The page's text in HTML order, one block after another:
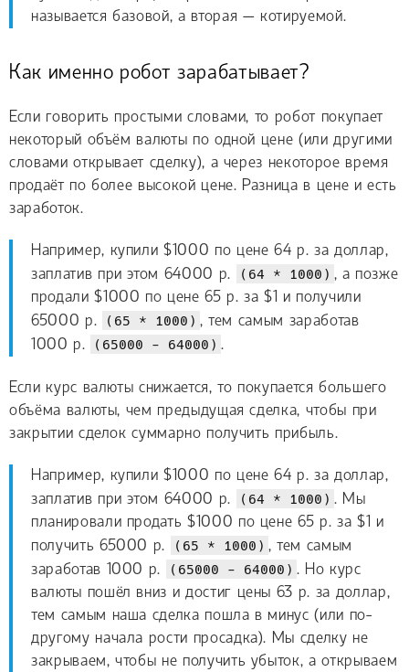
называется базовой, а вторая — котируемой.
Как именно робот зарабатывает?
Если говорить простыми словами, то робот покупает
некоторый объём валюты по одной цене (или другими
словами открывает сделку), а через некоторое время
продаёт по более высокой цене. Разница в цене и есть
заработок.
Например, купили $1000 по цене 64 р. за доллар,
заплатив при этом 64000 р.
(64 * 1000) , а позже
продали $1000 по цене 65 р. за $1 и получили
65000 р.
(65 * 1000) , тем самым заработав
1000 р.
(65000 - 64000) .
Если курс валюты снижается, то покупается большего
объёма валюты, чем предыдущая сделка, чтобы при
закрытии сделок суммарно получить прибыль.
Например, купили $1000 по цене 64 р. за доллар,
заплатив при этом 64000 р.
(64 * 1000) . Мы
планировали продать $1000 по цене 65 р. за $1 и
получить 65000 р.
(65 * 1000) , тем самым
заработав 1000 р.
(65000 - 64000) . Но курс
валюты пошёл вниз и достиг цены 63 р. за доллар,
тем самым наша сделка пошла в минус (или по-
другому начала рости просадка). Мы сделку не
закрываем, чтобы не получить убыток, а открываем